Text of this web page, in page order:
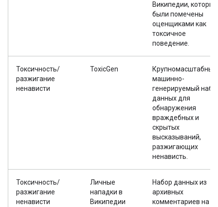
Википедии, которые
были помечены
оценщиками как
токсичное
поведение.
Токсичность/
разжигание
ненависти
ToxicGen
Крупномасштабный
машинно-
генерируемый
данных для
обнаружения
враждебных и
скрытых
высказываний,
разжигающих
ненависть.
Токсичность/
разжигание
ненависти
Личные
нападки в
Википедии
Набор данных из
архивных
комментариев на